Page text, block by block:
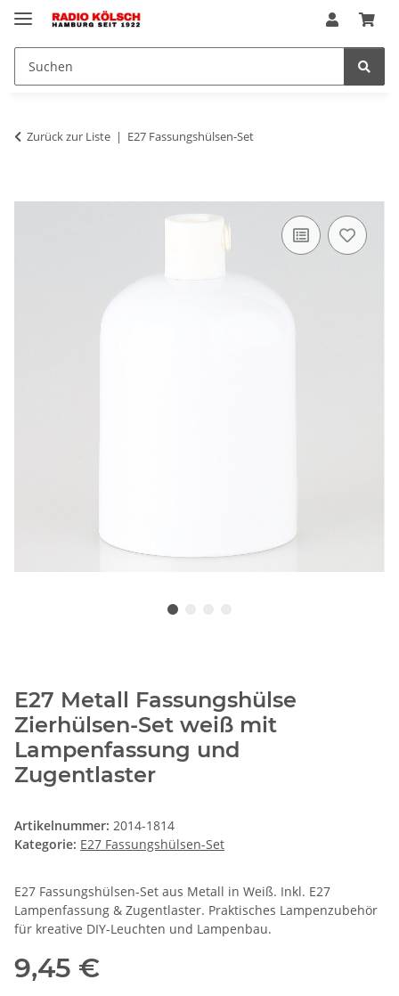
Zurück zur Liste E27 Fassungshülsen-Set
E27 Metall Fassungshülse
Zierhülsen-Set weiß mit
Lampenfassung und
Zugentlaster
Artikelnummer: 2014-1814
Kategorie: E27 Fassungshülsen-Set
E27 Fassungshülsen-Set aus Metall in Weiß. Inkl. E27
Lampenfassung & Zugentlaster. Praktisches Lampenzubehör
für kreative DIY-Leuchten und Lampenbau.
9,45 €